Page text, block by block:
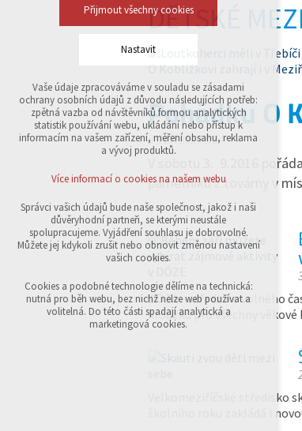
DĚTSKÉ
Pohádku O
8. září 2016 8:24
V sobotu 3. 9.2016
pamětníků z továrny v
DÓZA - středisko volného
kroužků pro všechny
Velkomeziříčské středisko
školního roku zakládá i
Přijmout všechny cookies
Nastavit
Technická cookies
nutná pro provozování webu
udržení kontextu stránek (session): případná
přihlášení, volby jazyka, apod.
analytická pro anonymizované vyhodnocení
návštěvnosti
marketingová cookies (Google,Sklik)
Více informací o cookies na našem webu
Přijmout všechny cookies
Odmítnout vše
Vaše údaje zpracováváme v souladu se zásadami
ochrany osobních údajů z důvodu následujících potřeb:
zpětná vazba od návštěvníků formou analytických
statistik používání webu, ukládání nebo přístup k
informacím na vašem zařízení, měření obsahu, reklama
a vývoj produktů.
Více informací o cookies na našem webu
Správci vašich údajů bude naše společnost, jakož i naši
důvěryhodní partneři, se kterými neustále
spolupracujeme. Vyjádření souhlasu je dobrovolné.
Můžete jej kdykoli zrušit nebo obnovit změnou nastavení
vašich cookies.
Cookies a podobné technologie dělíme na technická:
nutná pro běh webu, bez nichž nelze web používat a
volitelná. Do této části spadají analytická a
marketingová cookies.